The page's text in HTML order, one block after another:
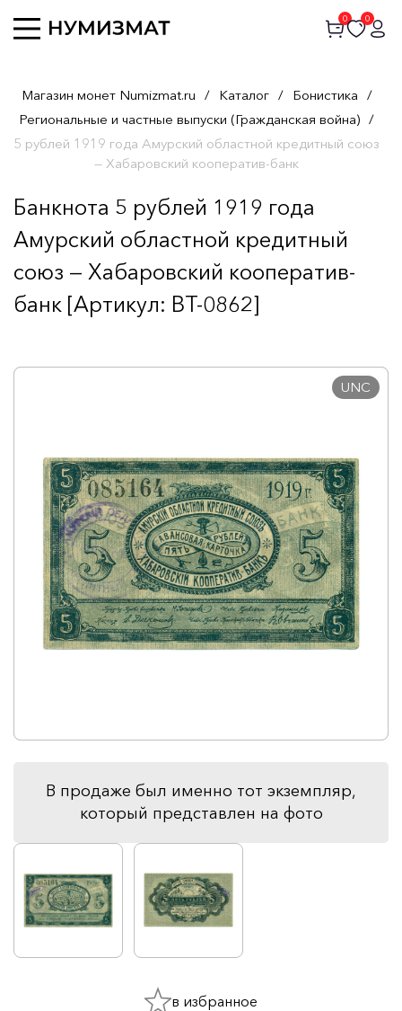
0 0
Магазин монет Numizmat.ru / Каталог / Бонистика /
Региональные и частные выпуски (Гражданская война) /
5 рублей 1919 года Амурский областной кредитный союз
— Хабаровский кооператив-банк
Банкнота 5 рублей 1919 года
Амурский областной кредитный
союз — Хабаровский кооператив-
банк [Артикул: BT-0862]
UNC
В продаже был именно тот экземпляр,
который представлен на фото
в избранное